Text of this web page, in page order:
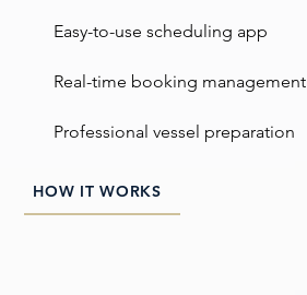
​Easy-to-use scheduling app
​Real-time booking management
Professional vessel preparation
HOW IT WORKS